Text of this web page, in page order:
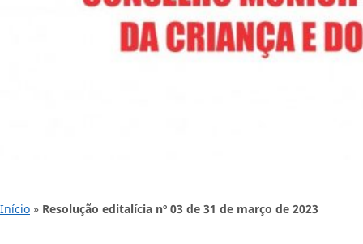
Início » Resolução editalícia nº 03 de 31 de março de 2023